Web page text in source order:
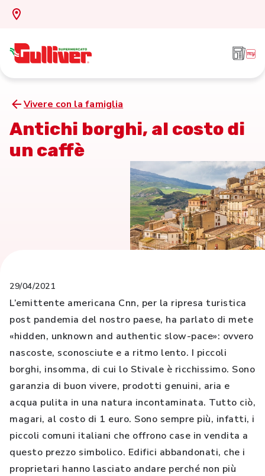
Vivere con la famiglia
Antichi borghi, al costo di
un caffè
29/04/2021
L’emittente americana Cnn, per la ripresa turistica
post pandemia del nostro paese, ha parlato di mete
«hidden, unknown and authentic slow-pace»: ovvero
nascoste, sconosciute e a ritmo lento. I piccoli
borghi, insomma, di cui lo Stivale è ricchissimo. Sono
garanzia di buon vivere, prodotti genuini, aria e
acqua pulita in una natura incontaminata. Tutto ciò,
magari, al costo di 1 euro. Sono sempre più, infatti, i
piccoli comuni italiani che offrono case in vendita a
questo prezzo simbolico. Edifici abbandonati, che i
proprietari hanno lasciato andare perché non più